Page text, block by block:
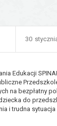
30
Edukacji
na bezpłatny
do
i trudna sytuacja